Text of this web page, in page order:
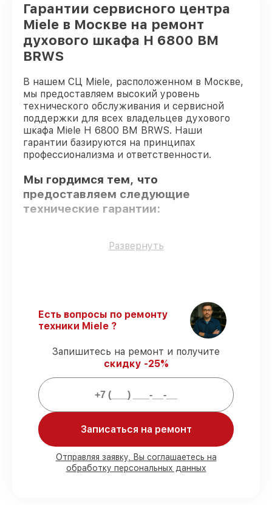
Гарантии сервисного центра
Miele в Москве на ремонт
духового шкафа H 6800 BM
BRWS
В нашем СЦ Miele, расположенном в Москве,
мы предоставляем высокий уровень
технического обслуживания и сервисной
поддержки для всех владельцев духового
шкафа Miele H 6800 BM BRWS. Наши
гарантии базируются на принципах
профессионализма и ответственности.
Мы гордимся тем, что
предоставляем следующие
технические гарантии:
Оригинальные детали– гарантируем
Соблюдение сроков починки–
гарантируем завершение работ без
Гарантийное обслуживание–
предоставляем официальное
гарантийное сопровождение после
Мы гарантируем:
80%работ с возможностью наблюдения
90%комплектующих для духовых
Развернуть
Есть вопросы по ремонту
техники Miele ?
Запишитесь на ремонт и получите
скидку -25%
Записаться на ремонт
Отправляя заявку, Вы соглашаетесь на
обработку персональных данных